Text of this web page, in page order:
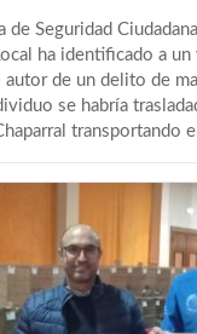
Seguridad
ha identificado a
de un delito de
se habría
transportando